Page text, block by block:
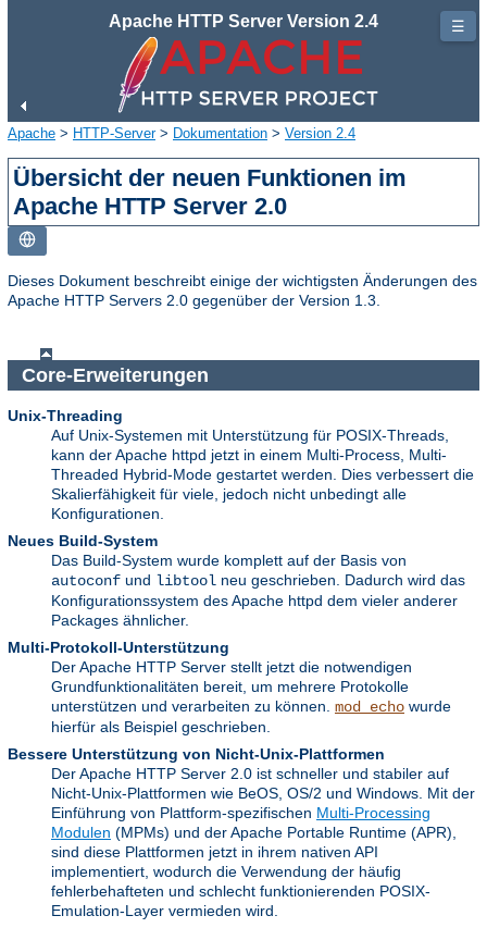
Apache HTTP Server Version 2.4
Apache > HTTP-Server> Dokumentation > Version 2.4
Übersicht der neuen Funktionen im
Apache HTTP Server 2.0
Dieses Dokument beschreibt einige der wichtigsten Änderungen des
Apache HTTP Servers 2.0 gegenüber der Version 1.3.
Core-Erweiterungen
Unix-Threading
Auf Unix-Systemen mit Unterstützung für POSIX-Threads,
kann der Apache httpd jetzt in einem Multi-Process, Multi-
Threaded Hybrid-Mode gestartet werden. Dies verbessert die
Skalierfähigkeit für viele, jedoch nicht unbedingt alle
Konfigurationen.
Neues Build-System
Das Build-System wurde komplett auf der Basis von
autoconf und libtool neu geschrieben. Dadurch wird das
Konfigurationssystem des Apache httpd dem vieler anderer
Packages ähnlicher.
Multi-Protokoll-Unterstützung
Der Apache HTTP Server stellt jetzt die notwendigen
Grundfunktionalitäten bereit, um mehrere Protokolle
unterstützen und verarbeiten zu können. mod_echo wurde
hierfür als Beispiel geschrieben.
Bessere Unterstützung von Nicht-Unix-Plattformen
Der Apache HTTP Server 2.0 ist schneller und stabiler auf
Nicht-Unix-Plattformen wie BeOS, OS/2 und Windows. Mit der
Einführung von Plattform-spezifischen Multi-Processing
Modulen (MPMs) und der Apache Portable Runtime (APR),
sind diese Plattformen jetzt in ihrem nativen API
implementiert, wodurch die Verwendung der häufig
fehlerbehafteten und schlecht funktionierenden POSIX-
Emulation-Layer vermieden wird.
☰